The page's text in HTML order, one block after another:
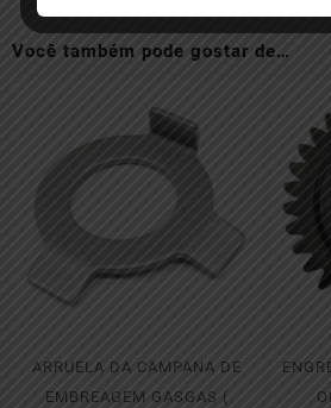
Você também pode gostar de…
ARRUELA DA CAMPANA DE
EMBREAGEM GASGAS (